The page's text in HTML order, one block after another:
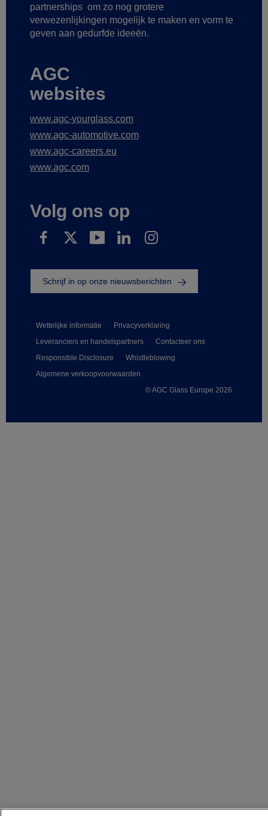
partnerships om zo nog grotere
verwezenlijkingen mogelijk te maken en vorm te
geven aan gedurfde ideeën.
AGC
websites
www.agc-yourglass.com
www.agc-automotive.com
www.agc-careers.eu
www.agc.com
Volg ons op
© AGC Glass Europe 2026
Wettelijke informatie
Privacyverklaring
Leveranciers en handelspartners
Contacteer ons
Responsible Disclosure
Whistleblowing
Algemene verkoopvoorwaarden
Schrijf in op onze nieuwsberichten